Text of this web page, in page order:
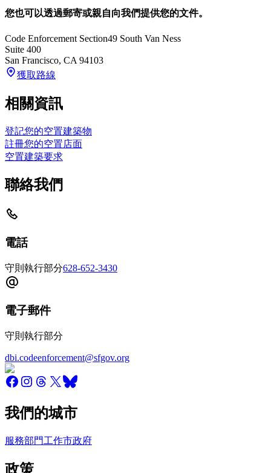
您也可以透過郵寄或親自向我們提供您的文件。
Code Enforcement Section49 South Van Ness
Suite 400
San Francisco, CA 94103
獲取路線
相關資訊
登記您的空置建築物
註冊您的空置店面
空置建築要求
聯絡我們
電話
守則執行部分628-652-3430
電子郵件
守則執行部分
dbi.codeenforcement@sfgov.org
我們的城市
服務部門工作市政府
政策